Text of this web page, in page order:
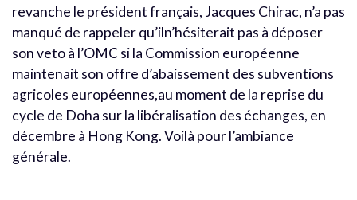
revanche le président français, Jacques Chirac, n’a pas
manqué de rappeler qu’iln’hésiterait pas à déposer
son veto à l’OMC si la Commission européenne
maintenait son offre d’abaissement des subventions
agricoles européennes,au moment de la reprise du
cycle de Doha sur la libéralisation des échanges, en
décembre à Hong Kong. Voilà pour l’ambiance
générale.